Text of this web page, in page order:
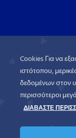
Cookies Για να
ιστότοπου,
δεδομένων στον
περισσότεροι
ΔΙΑΒΑΣΤΕ